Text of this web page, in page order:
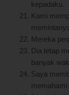
kepadaku.
Kami
Mereka
Dia tetap
banyak
Saya
memahami